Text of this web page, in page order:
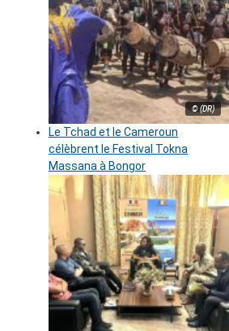
© (DR)
Le Tchad et le Cameroun
célèbrent le Festival Tokna
Massana à Bongor